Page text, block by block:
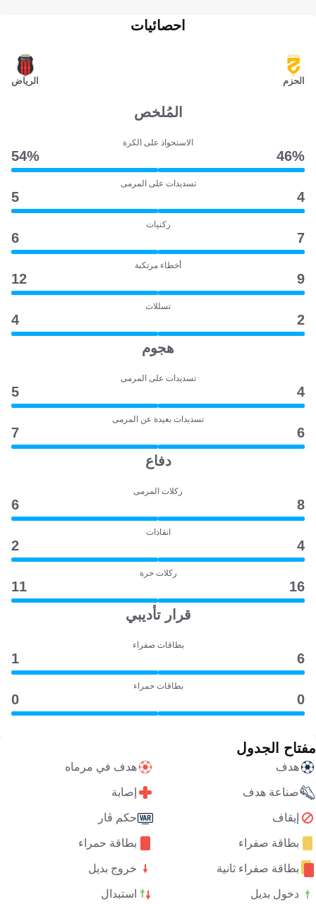
الحزم
احصائيات
الرياض
المُلخص
الاستحواذ على الكرة
46‎%‎
54‎%‎
تسديدات على المرمى
4
5
ركنيات
7
6
أخطاء مرتكبة
9
12
تسللات
2
4
هجوم
تسديدات على المرمى
4
5
تسديدات بعيدة عن المرمى
6
7
دفاع
ركلات المرمى
8
6
انقاذات
4
2
ركلات حرة
16
11
قرار تأديبي
بطاقات صفراء
6
1
بطاقات حمراء
0
0
مفتاح الجدول
هدف هدف في مرماه
صناعة هدف إصابة
إيقاف حكم ڤار
بطاقة صفراء بطاقة حمراء
بطاقة صفراء ثانية خروج بديل
دخول بديل استبدال